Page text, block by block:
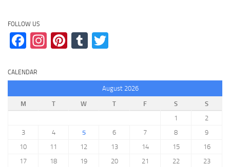
FOLLOW US
Facebook
Instagram
Pinterest
Tumblr
CALENDAR
August 2026
M
T W T F S
S
1
2
3
4 5 6 7 8
9
10
11 12 13 14 15
16
17
18 19 20 21 22 23